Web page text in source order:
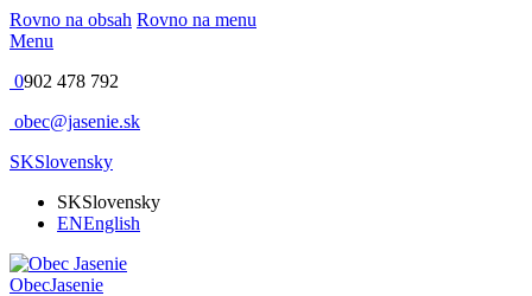
Rovno na obsah Rovno na menu
Menu
0902 478 792
obec@jasenie.sk
SKSlovensky
SKSlovensky
ENEnglish
ObecJasenie